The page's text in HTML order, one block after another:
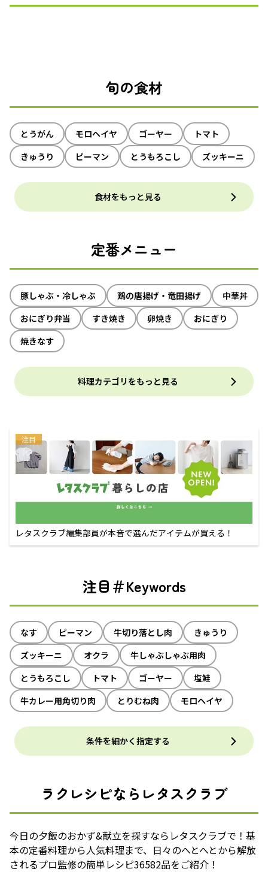
旬の食材
とうがん モロヘイヤ ゴーヤー
トマト
きゅうり
ピーマン とうもろこし ズッキーニ
食材をもっと見る
定番メニュー
豚しゃぶ・冷しゃぶ 鶏の唐揚げ・竜田揚げ
中華丼
おにぎり弁当
すき焼き 卵焼き
おにぎり
焼きなす
料理カテゴリをもっと見る
注目
レタスクラブ編集部員が本音で選んだアイテムが買える！
注目＃Keywords
なす ピーマン 牛切り落とし肉
きゅうり
ズッキーニ
オクラ
牛しゃぶしゃぶ用肉
とうもろこし
トマト ゴーヤー
塩鮭
牛カレー用角切り肉
とりむね肉 モロヘイヤ
条件を細かく指定する
ラクレシピならレタスクラブ
今日の夕飯のおかず&献立を探すならレタスクラブで！基
本の定番料理から人気料理まで、日々のへとへとから解放
されるプロ監修の簡単レシピ36582品をご紹介！